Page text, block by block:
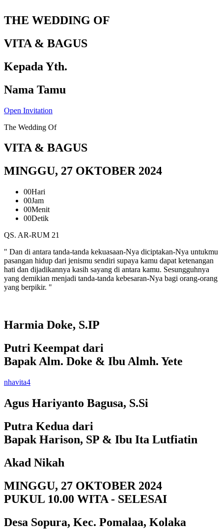
THE WEDDING OF
VITA & BAGUS
Kepada Yth.
Nama Tamu
Open Invitation
The Wedding Of
VITA & BAGUS
MINGGU, 27 OKTOBER 2024
00Hari
00Jam
00Menit
00Detik
QS. AR-RUM 21
" Dan di antara tanda-tanda kekuasaan-Nya diciptakan-Nya untukmu
pasangan hidup dari jenismu sendiri supaya kamu dapat ketenangan
hati dan dijadikannya kasih sayang di antara kamu. Sesungguhnya
yang demikian menjadi tanda-tanda kebesaran-Nya bagi orang-orang
yang berpikir. "
Harmia Doke, S.IP
Putri Keempat dari
Bapak Alm. Doke & Ibu Almh. Yete
nhavita4
Agus Hariyanto Bagusa, S.Si
Putra Kedua dari
Bapak Harison, SP & Ibu Ita Lutfiatin
Akad Nikah
MINGGU, 27 OKTOBER 2024
PUKUL 10.00 WITA - SELESAI
Desa Sopura, Kec. Pomalaa, Kolaka